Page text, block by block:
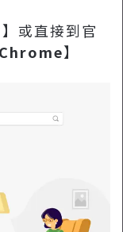
】或直接到官
】